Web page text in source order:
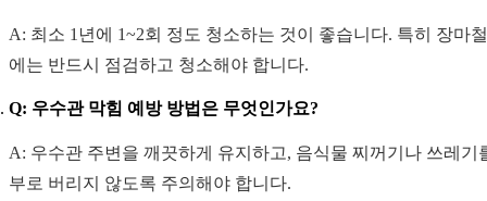
A: 최소 1년에 1~2회 정도 청소하는 것이 좋습니다. 특히 장마
에는 반드시 점검하고 청소해야 합니다.
Q: 우수관 막힘 예방 방법은 무엇인가요?
A: 우수관 주변을 깨끗하게 유지하고, 음식물 찌꺼기나 쓰레기
부로 버리지 않도록 주의해야 합니다.